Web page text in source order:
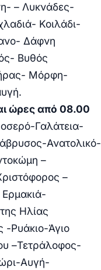
– Λυκνάδες-
Κοιλάδι-
Δάφνη
Βυθός
Μόρφη-
ώρες από 08.00
Γαλάτεια-
Ανατολικό-
–
–
Ηλίας
-Ρυάκιο-Άγιο
–Τετράλοφος-
Αυγή-